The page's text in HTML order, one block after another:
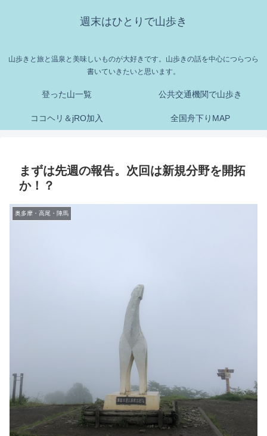
週末はひとりで山歩き
山歩きと旅と温泉と美味しいものが大好きです。山歩きの話を中心につらつら
書いていきたいと思います。
登った山一覧 公共交通機関で山歩き
ココヘリ＆jRO加入 全国舟下りMAP
まずは先週の報告。次回は新規分野を開拓
か！？
奥多摩・高尾・陣馬